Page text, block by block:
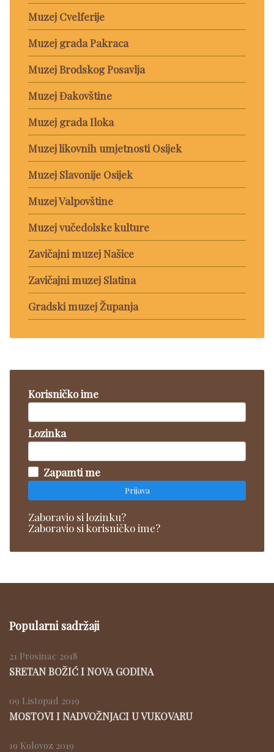
Muzej Cvelferije
Muzej grada Pakraca
Muzej Brodskog Posavlja
Muzej Đakovštine
Muzej grada Iloka
Muzej likovnih umjetnosti Osijek
Muzej Slavonije Osijek
Muzej Valpovštine
Muzej vučedolske kulture
Zavičajni muzej Našice
Zavičajni muzej Slatina
Gradski muzej Županja
Korisničko ime
Lozinka
Zapamti me
Prijava
Zaboravio si lozinku?
Zaboravio si korisničko ime?
Popularni sadržaji
21 Prosinac 2018
SRETAN BOŽIĆ I NOVA GODINA
09 Listopad 2019
MOSTOVI I NADVOŽNJACI U VUKOVARU
19 Kolovoz 2019